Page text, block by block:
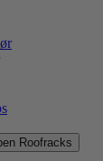
Roofracks